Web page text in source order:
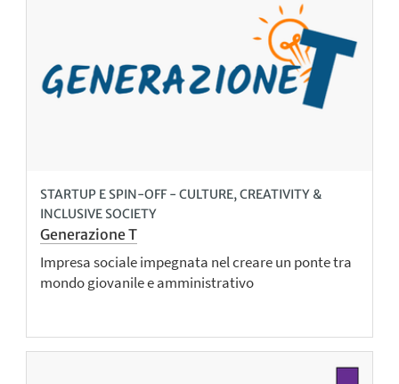
STARTUP E SPIN-OFF - CULTURE, CREATIVITY &
INCLUSIVE SOCIETY
Generazione T
Impresa sociale impegnata nel creare un ponte tra
mondo giovanile e amministrativo